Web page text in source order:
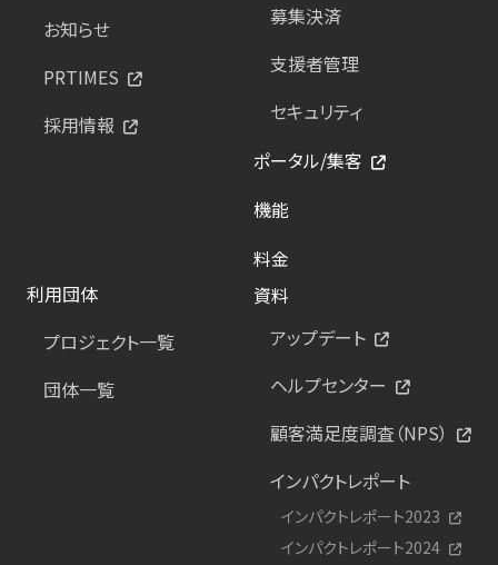
お知らせ
PRTIMES
採用情報
募集決済
支援者管理
セキュリティ
ポータル/集客
機能
料金
利用団体
プロジェクト一覧
団体一覧
資料
アップデート
ヘルプセンター
顧客満足度調査（NPS）
インパクトレポート
インパクトレポート2023
インパクトレポート2024